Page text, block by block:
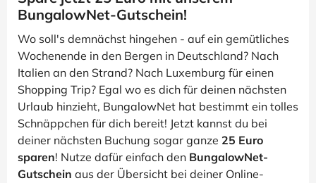
BungalowNet-Gutschein!
Wo soll's demnächst hingehen - auf ein gemütliches
Wochenende in den Bergen in Deutschland? Nach
Italien an den Strand? Nach Luxemburg für einen
Shopping Trip? Egal wo es dich für deinen nächsten
Urlaub hinzieht, BungalowNet hat bestimmt ein tolles
Schnäppchen für dich bereit! Jetzt kannst du bei
deiner nächsten Buchung sogar ganze 25 Euro
sparen! Nutze dafür einfach den BungalowNet-
Gutschein aus der Übersicht bei deiner Online-